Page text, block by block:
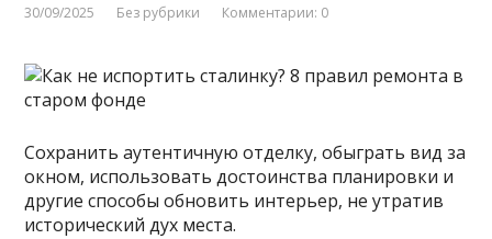
30/09/2025 Без рубрики Комментарии: 0
Сохранить аутентичную отделку, обыграть вид за
окном, использовать достоинства планировки и
другие способы обновить интерьер, не утратив
исторический дух места.